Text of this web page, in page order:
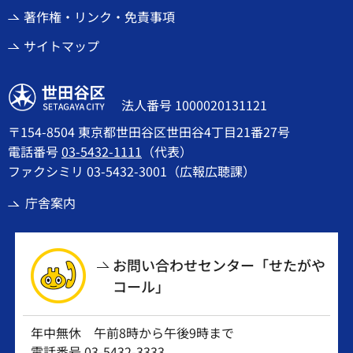
著作権・リンク・免責事項
サイトマップ
世田谷区
法人番号 1000020131121
〒154-8504 東京都世田谷区世田谷4丁目21番27号
電話番号03-5432-1111 （代表）
ファクシミリ 03-5432-3001（広報広聴課）
庁舎案内
お問い合わせセンター「せたがや
コール」
年中無休 午前8時から午後9時まで